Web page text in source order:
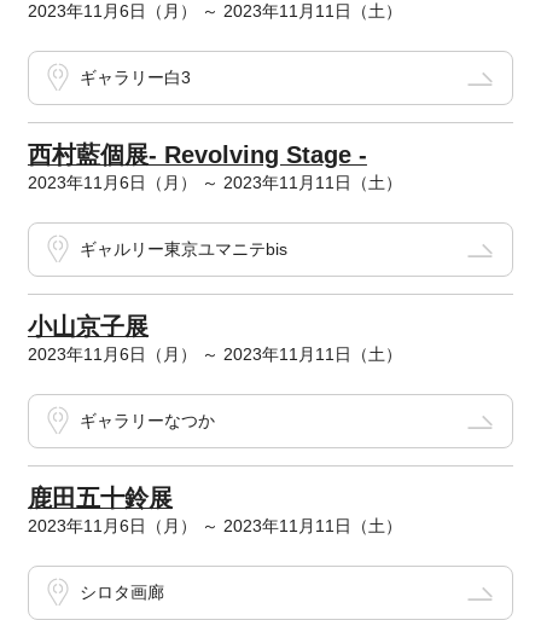
2023年11月6日（月） ～ 2023年11月11日（土）
ギャラリー白3
西村藍個展- Revolving Stage -
2023年11月6日（月） ～ 2023年11月11日（土）
ギャルリー東京ユマニテbis
小山京子展
2023年11月6日（月） ～ 2023年11月11日（土）
ギャラリーなつか
鹿田五十鈴展
2023年11月6日（月） ～ 2023年11月11日（土）
シロタ画廊